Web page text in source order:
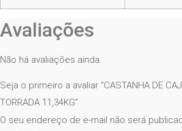
Avaliações
Não há avaliações ainda.
Seja o primeiro a avaliar “CASTANHA DE
TORRADA 11,34KG”
O seu endereço de e-mail não será